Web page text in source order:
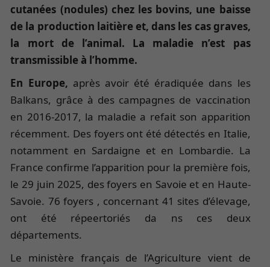
cutanées (nodules) chez les bovins, une baisse
de la production laitière et, dans les cas graves,
la mort de l’animal. La maladie n’est pas
transmissible à l’homme.
En Europe, après avoir été éradiquée dans les
Balkans, grâce à des campagnes de vaccination
en 2016-2017, la maladie a refait son apparition
récemment. Des foyers ont été détectés en Italie,
notamment en Sardaigne et en Lombardie. La
France confirme l’apparition pour la première fois,
le 29 juin 2025, des foyers en Savoie et en Haute-
Savoie. 76 foyers , concernant 41 sites d’élevage,
ont été répeertoriés da ns ces deux
départements.
Le ministère français de l’Agriculture vient de